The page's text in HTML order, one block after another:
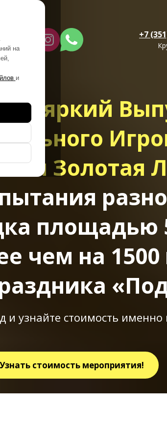
на
и
+7
яркий
Золотая
площадью
чем на
и узнайте стоимость
Узнать стоимость мероприятия!